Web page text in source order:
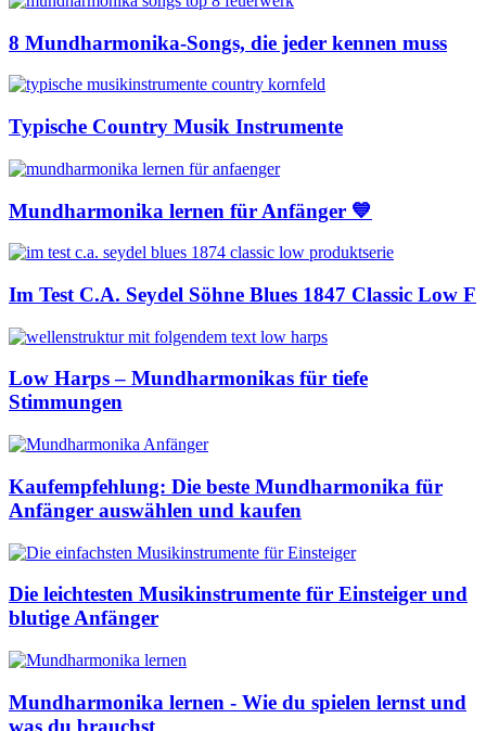
8 Mundharmonika-Songs, die jeder kennen muss
Typische Country Musik Instrumente
Mundharmonika lernen für Anfänger 💙
Im Test C.A. Seydel Söhne Blues 1847 Classic Low F
Low Harps – Mundharmonikas für tiefe
Stimmungen
Kaufempfehlung: Die beste Mundharmonika für
Anfänger auswählen und kaufen
Die leichtesten Musikinstrumente für Einsteiger und
blutige Anfänger
Mundharmonika lernen - Wie du spielen lernst und
was du brauchst